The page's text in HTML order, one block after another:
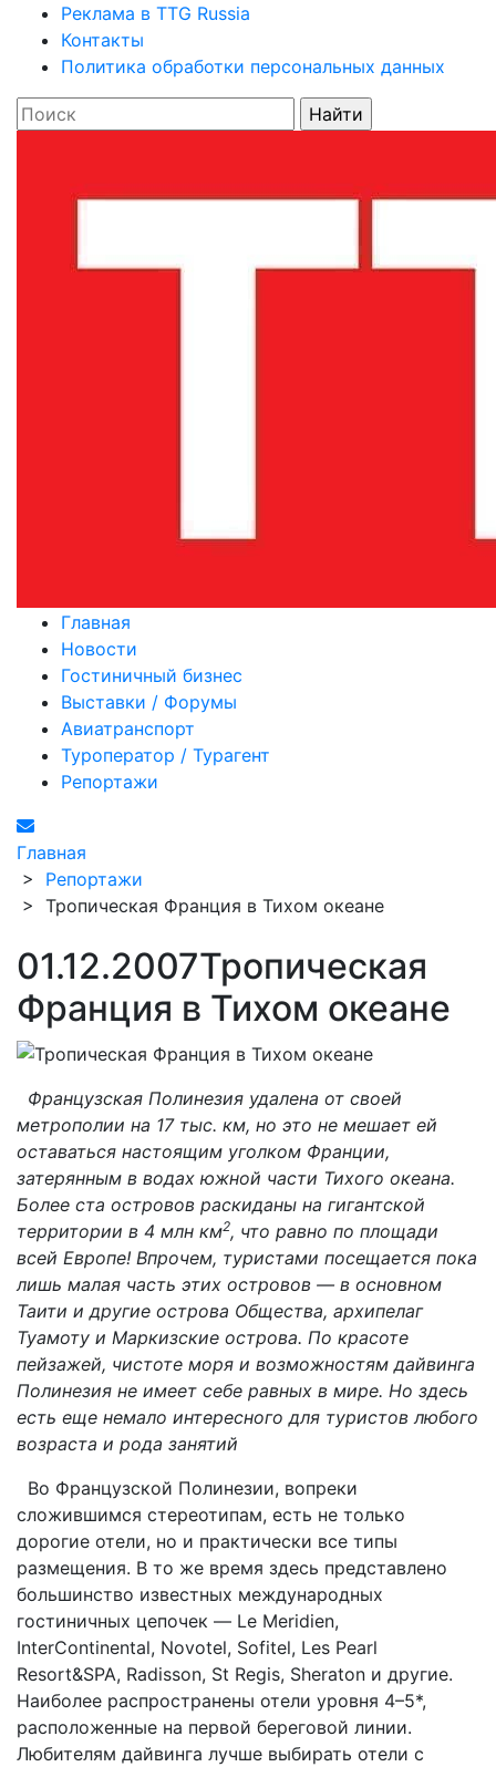
Реклама в TTG Russia
Контакты
Политика обработки персональных данных
Главная
Новости
Гостиничный бизнес
Выставки / Форумы
Авиатранспорт
Туроператор / Турагент
Репортажи
Главная
> Репортажи
> Тропическая Франция в Тихом океане
01.12.2007Тропическая
Франция в Тихом океане
Французская Полинезия удалена от своей
метрополии на 17 тыс. км, но это не мешает ей
оставаться настоящим уголком Франции,
затерянным в водах южной части Тихого океана.
Более ста островов раскиданы на гигантской
территории в 4 млн км2, что равно по площади
всей Европе! Впрочем, туристами посещается пока
лишь малая часть этих островов — в основном
Таити и другие острова Общества, архипелаг
Туамоту и Маркизские острова. По красоте
пейзажей, чистоте моря и возможностям дайвинга
Полинезия не имеет себе равных в мире. Но здесь
есть еще немало интересного для туристов любого
возраста и рода занятий
Во Французской Полинезии, вопреки
сложившимся стереотипам, есть не только
дорогие отели, но и практически все типы
размещения. В то же время здесь представлено
большинство известных международных
гостиничных цепочек — Le Meridien,
InterСontinental, Novotel, Sofitel, Les Pearl
Resort&SPA, Radisson, St Regis, Sheraton и другие.
Наиболее распространены отели уровня 4–5*,
расположенные на первой береговой линии.
Любителям дайвинга лучше выбирать отели с